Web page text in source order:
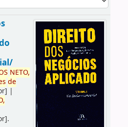
NETO,
de
|
.